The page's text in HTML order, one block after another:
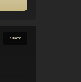
7 Фото